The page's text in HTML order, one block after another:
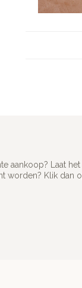
aankoop? Laat
worden? Klik dan